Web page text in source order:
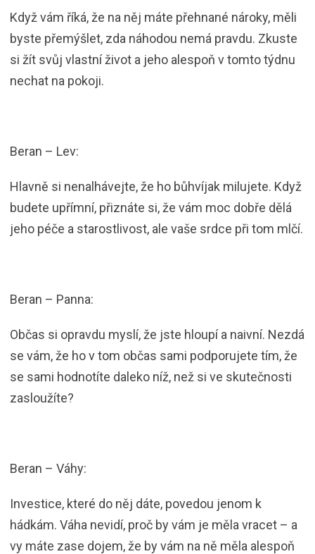
Když vám říká, že na něj máte přehnané nároky, měli
byste přemýšlet, zda náhodou nemá pravdu. Zkuste
si žít svůj vlastní život a jeho alespoň v tomto týdnu
nechat na pokoji.
Beran – Lev:
Hlavně si nenalhávejte, že ho bůhvíjak milujete. Když
budete upřímní, přiznáte si, že vám moc dobře dělá
jeho péče a starostlivost, ale vaše srdce při tom mlčí.
Beran – Panna:
Občas si opravdu myslí, že jste hloupí a naivní. Nezdá
se vám, že ho v tom občas sami podporujete tím, že
se sami hodnotíte daleko níž, než si ve skutečnosti
zasloužíte?
Beran – Váhy:
Investice, které do něj dáte, povedou jenom k
hádkám. Váha nevidí, proč by vám je měla vracet – a
vy máte zase dojem, že by vám na ně měla alespoň